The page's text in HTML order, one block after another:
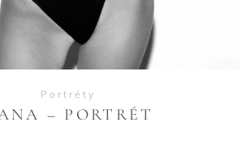
– PORTRÉT
Portréty